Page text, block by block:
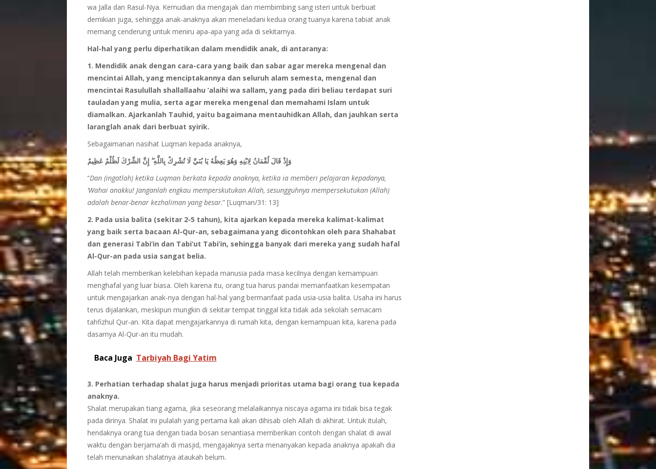
wa Jalla dan Rasul-Nya. Kemudian dia mengajak dan membimbing sang isteri untuk berbuat
demikian juga, sehingga anak-anaknya akan meneladani kedua orang tuanya karena tabiat anak
memang cenderung untuk meniru apa-apa yang ada di sekitarnya.
Hal-hal yang perlu diperhatikan dalam mendidik anak, di antaranya:
1. Mendidik anak dengan cara-cara yang baik dan sabar agar mereka mengenal dan
mencintai Allah, yang menciptakannya dan seluruh alam semesta, mengenal dan
mencintai Rasulullah shallallaahu ‘alaihi wa sallam, yang pada diri beliau terdapat suri
tauladan yang mulia, serta agar mereka mengenal dan memahami Islam untuk
diamalkan. Ajarkanlah Tauhid, yaitu bagaimana mentauhidkan Allah, dan jauhkan serta
laranglah anak dari berbuat syirik.
Sebagaimanan nasihat Luqman kepada anaknya,
وَإِذْ قَالَ لُقْمَانُ لِابْنِهِ وَهُوَ يَعِظُهُ يَا بُنَيَّ لَا تُشْرِكْ بِاللَّهِ ۖ إِنَّ الشِّرْكَ لَظُلْمٌ عَظِيمٌ
“Dan (ingatlah) ketika Luqman berkata kepada anaknya, ketika ia memberi pelajaran kepadanya,
‘Wahai anakku! Janganlah engkau memperskutukan Allah, sesungguhnya mempersekutukan (Allah)
adalah benar-benar kezhaliman yang besar.” [Luqman/31: 13]
2. Pada usia balita (sekitar 2-5 tahun), kita ajarkan kepada mereka kalimat-kalimat
yang baik serta bacaan Al-Qur-an, sebagaimana yang dicontohkan oleh para Shahabat
dan generasi Tabi’in dan Tabi’ut Tabi’in, sehingga banyak dari mereka yang sudah hafal
Al-Qur-an pada usia sangat belia.
Allah telah memberikan kelebihan kepada manusia pada masa kecilnya dengan kemampuan
menghafal yang luar biasa. Oleh karena itu, orang tua harus pandai memanfaatkan kesempatan
untuk mengajarkan anak-nya dengan hal-hal yang bermanfaat pada usia-usia balita. Usaha ini harus
terus dijalankan, meskipun mungkin di sekitar tempat tinggal kita tidak ada sekolah semacam
tahfizhul Qur-an. Kita dapat mengajarkannya di rumah kita, dengan kemampuan kita, karena pada
dasarnya Al-Qur-an itu mudah.
Baca Juga Tarbiyah Bagi Yatim
3. Perhatian terhadap shalat juga harus menjadi prioritas utama bagi orang tua kepada
anaknya.
Shalat merupakan tiang agama, jika seseorang melalaikannya niscaya agama ini tidak bisa tegak
pada dirinya. Shalat ini pulalah yang pertama kali akan dihisab oleh Allah di akhirat. Untuk itulah,
hendaknya orang tua dengan tiada bosan senantiasa memberikan contoh dengan shalat di awal
waktu dengan berjama’ah di masjid, mengajaknya serta menanyakan kepada anaknya apakah dia
telah menunaikan shalatnya ataukah belum.